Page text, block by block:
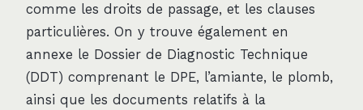
comme les droits de passage, et les clauses
particulières. On y trouve également en
annexe le Dossier de Diagnostic Technique
(DDT) comprenant le DPE, l’amiante, le plomb,
ainsi que les documents relatifs à la